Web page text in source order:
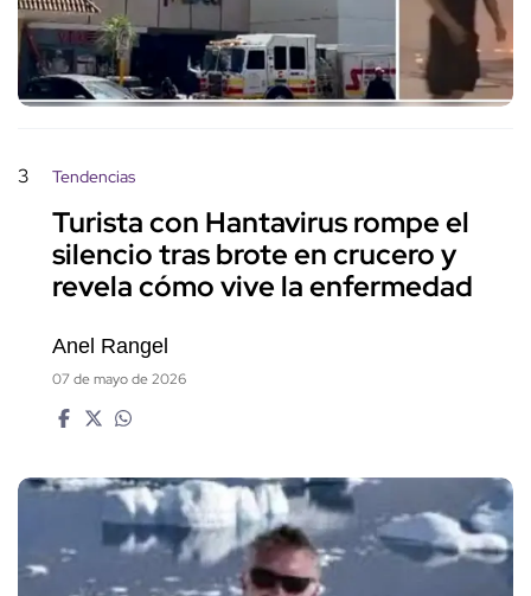
3 Tendencias
Turista con Hantavirus rompe el
silencio tras brote en crucero y
revela cómo vive la enfermedad
Anel Rangel
07 de mayo de 2026